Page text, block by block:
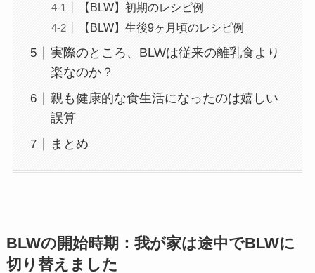
【BLW】初期のレシピ例
【BLW】生後9ヶ月頃のレシピ例
実際のところ、BLWは従来の離乳食より
楽なのか？
親も健康的な食生活になったのは嬉しい
誤算
まとめ
BLWの開始時期：我が家は途中でBLWに
切り替えました